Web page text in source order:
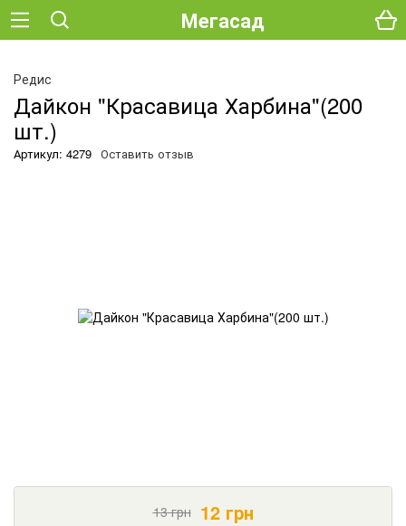
Мегасад
Редис
Дайкон "Красавица Харбина"(200
шт.)
Артикул: 4279 Оставить отзыв
13грн 12грн